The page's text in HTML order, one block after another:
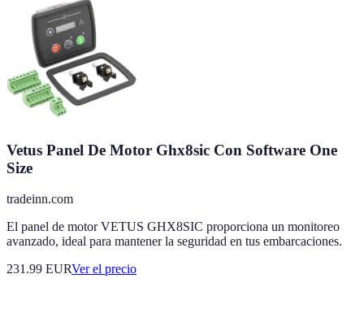
Vetus Panel De Motor Ghx8sic Con Software One
Size
tradeinn.com
El panel de motor VETUS GHX8SIC proporciona un monitoreo
avanzado, ideal para mantener la seguridad en tus embarcaciones.
231.99 EURVer el precio